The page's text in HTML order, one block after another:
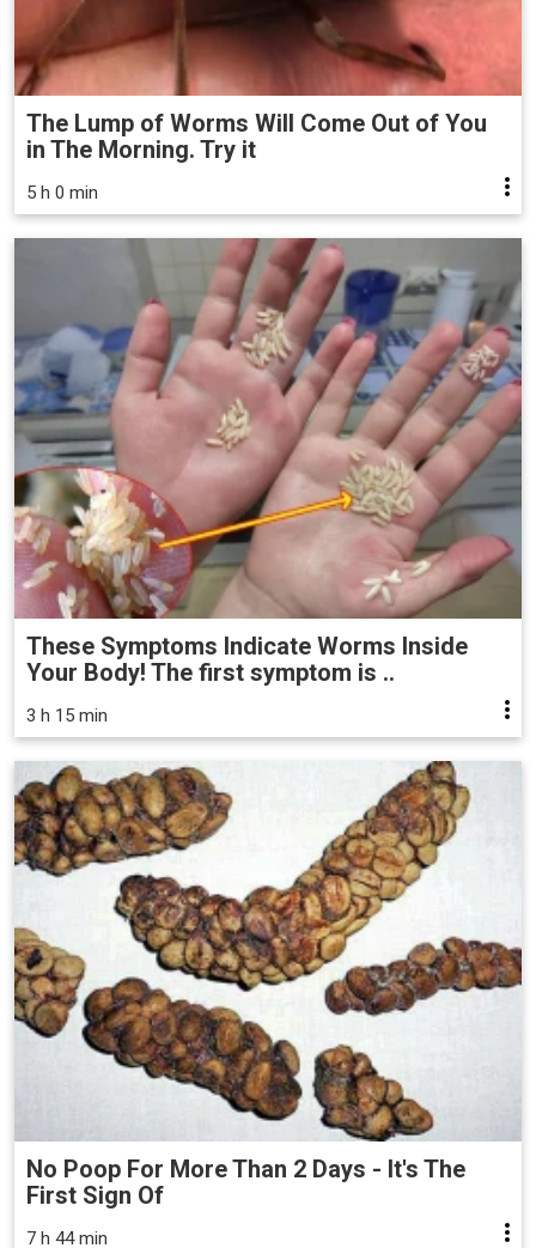
The Lump of Worms Will Come Out of You
in The Morning. Try it
5 h 0 min
These Symptoms Indicate Worms Inside
Your Body! The first symptom is ..
3 h 15 min
No Poop For More Than 2 Days - It's The
First Sign Of
7 h 44 min